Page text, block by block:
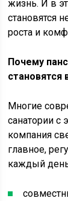
жизнь. И в
становятся
роста и
Почему
Многие
санатории с
компания
главное,
каждый